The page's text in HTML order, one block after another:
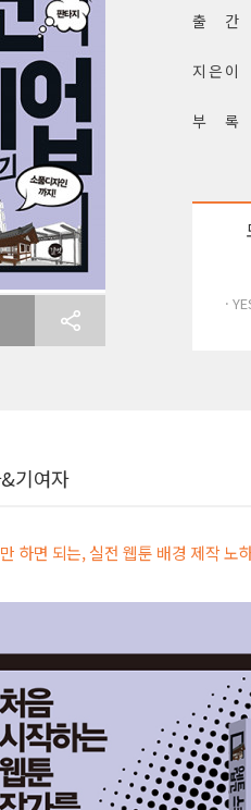
출 간
지 은 이
부 록
·
기여자
하면 되는, 실전 웹툰 배경 제작 노